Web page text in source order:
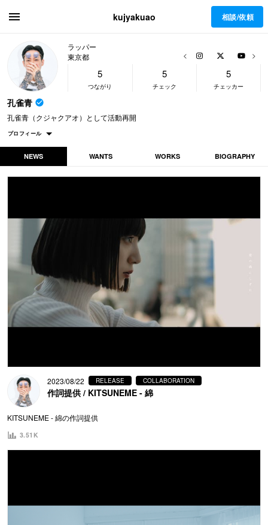
相談/依頼
kujyakuao
ラッパー
東京都
Previous Next
5
つながり
5
チェック
5
チェッカー
孔雀青
孔雀青（クジャクアオ）として活動再開
プロフィール
所属 BEFORE THE DAWN RECORDS
孔雀青
活動拠点
活動期間
NEWS WANTS WORKS BIOGRAPHY
2023/08/22 RELEASE COLLABORATION
作詞提供 / KITSUNEME - 綿
KITSUNEME - 綿の作詞提供
3.51K